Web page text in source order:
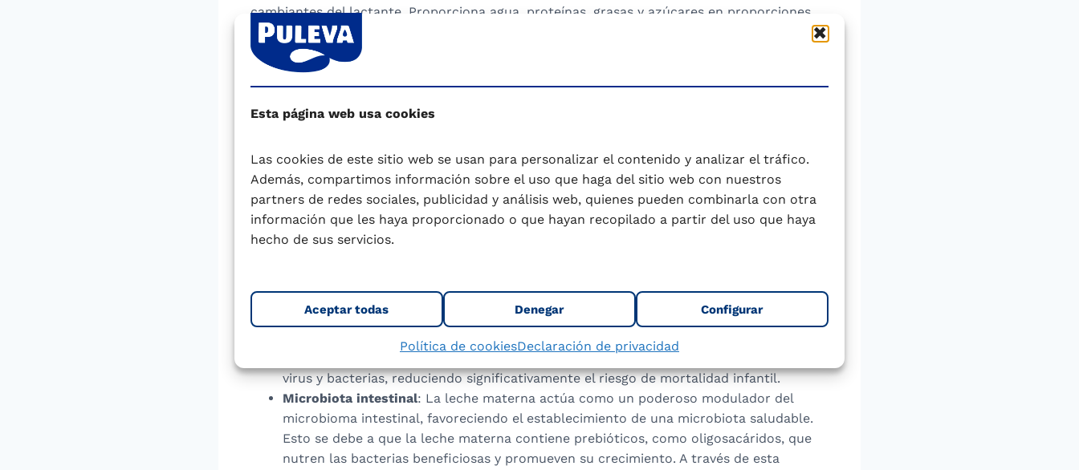
Esta página web usa cookies
Las cookies de este sitio web se usan para personalizar el contenido y analizar el tráfico.
Además, compartimos información sobre el uso que haga del sitio web con nuestros
partners de redes sociales, publicidad y análisis web, quienes pueden combinarla con otra
información que les haya proporcionado o que hayan recopilado a partir del uso que haya
hecho de sus servicios.
Aceptar todas Denegar Configurar
Política de cookiesDeclaración de privacidad
cambiantes del lactante. Proporciona agua, proteínas, grasas y azúcares en proporciones
ideales, facilitando un crecimiento y desarrollo óptimos. Entre sus beneficios principales
destacan:
(DHA), que son cruciales para el desarrollo del sistema nervioso central. El DHA es un
retina (ojo del niño). Es vital para el crecimiento y funcionamiento adecuado del
cerebro, especialmente durante las etapas de desarrollo prenatal y en la infancia.
Además, estudios han demostrado que el DHA puede mejorar la función cognitiva,
apoyar la memoria y el aprendizaje y reducir el riesgo de problemas neurológicos más
adelante en la vida.
enfermedad celíaca. Además, se ha demostrado que la lactancia reduce la incidencia
de infecciones respiratorias y gastrointestinales.
Respuesta inmunológica mejorada : La leche materna está compuesta por
inmunoglobulinas, leucocitos y otros factores bioactivos que protegen al bebé contra
virus y bacterias, reduciendo significativamente el riesgo de mortalidad infantil.
Microbiota intestinal: La leche materna actúa como un poderoso modulador del
microbioma intestinal, favoreciendo el establecimiento de una microbiota saludable.
Esto se debe a que la leche materna contiene prebióticos, como oligosacáridos, que
nutren las bacterias beneficiosas y promueven su crecimiento. A través de esta